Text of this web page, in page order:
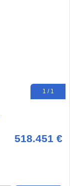
1 / 1
518.451 €